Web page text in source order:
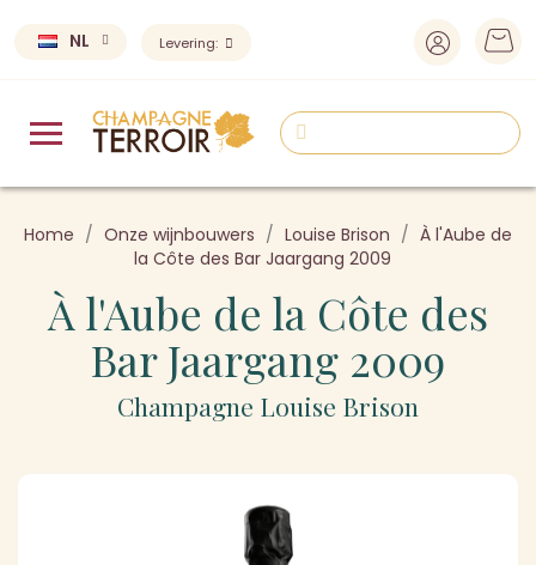
NL Levering:
Home Onze wijnbouwers Louise Brison
À l'Aube de
la Côte des Bar Jaargang 2009
À l'Aube de la Côte des
Bar Jaargang 2009
Champagne Louise Brison